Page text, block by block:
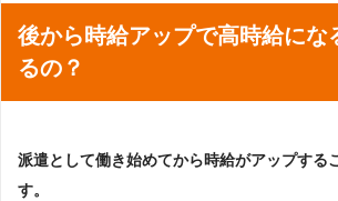
後から時給アップで高時給にな
るの？
派遣として働き始めてから時給がアップする
す。